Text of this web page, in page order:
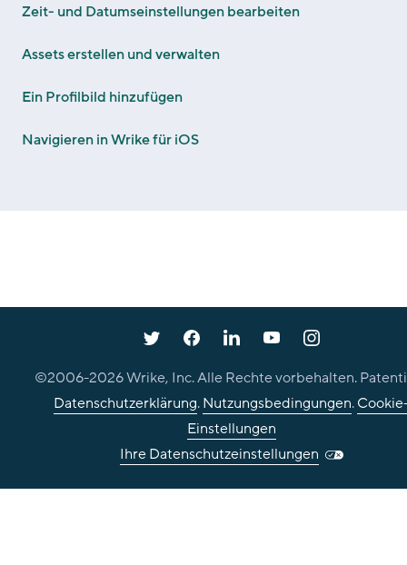
Zeit- und Datumseinstellungen bearbeiten
Assets erstellen und verwalten
Ein Profilbild hinzufügen
Navigieren in Wrike für iOS
©2006-2026Wrike, Inc. Alle Rechte vorbehalten.
Datenschutzerklärung.Nutzungsbedingungen.
Einstellungen
Ihre Datenschutzeinstellungen